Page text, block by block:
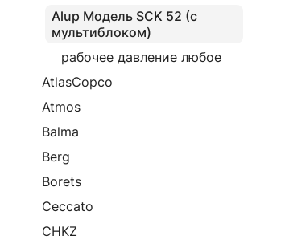
Alup Модель SCK 52 (с
мультиблоком)
рабочее давление любое
AtlasCopco
Atmos
Balma
Berg
Borets
Ceccato
CHKZ